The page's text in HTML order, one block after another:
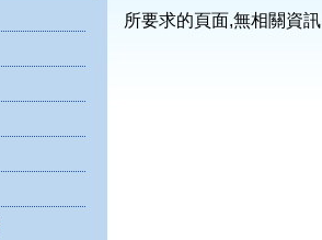
所要求的頁面,無相關資訊